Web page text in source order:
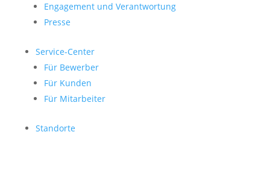
Engage­ment und Verantwor­tung
Presse
Service-Center
Für Bewerber
Für Kunden
Für Mitarbeiter
Standorte